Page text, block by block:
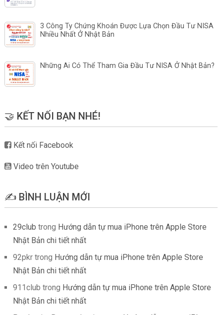
3 Công Ty Chứng Khoán Được Lựa Chọn Đầu Tư NISA
Nhiều Nhất Ở Nhật Bản
Những Ai Có Thể Tham Gia Đầu Tư NISA Ở Nhật Bản?
🤝 KẾT NỐI BẠN NHÉ!
Kết nối Facebook
Video trên Youtube
✍️ BÌNH LUẬN MỚI
29club trong Hướng dẫn tự mua iPhone trên Apple Store
Nhật Bản chi tiết nhất
92pkrtrong Hướng dẫn tự mua iPhone trên Apple Store
Nhật Bản chi tiết nhất
911club trong Hướng dẫn tự mua iPhone trên Apple Store
Nhật Bản chi tiết nhất